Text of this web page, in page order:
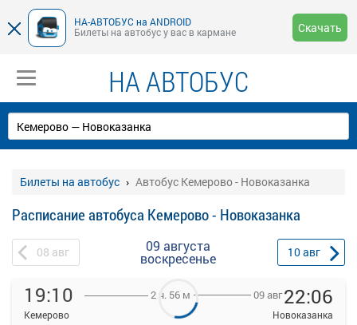
НА-АВТОБУС на ANDROID
Билеты на автобус у вас в кармане
Скачать
НА АВТОБУС
Билеты на автобус Автобус Кемерово - Новоказанка
Расписание автобуса Кемерово - Новоказанка
08 авг 09 августа
воскресенье 10авг
19:10
Кемерово
2 ч. 56 м 09 авг22:06
Новоказанка